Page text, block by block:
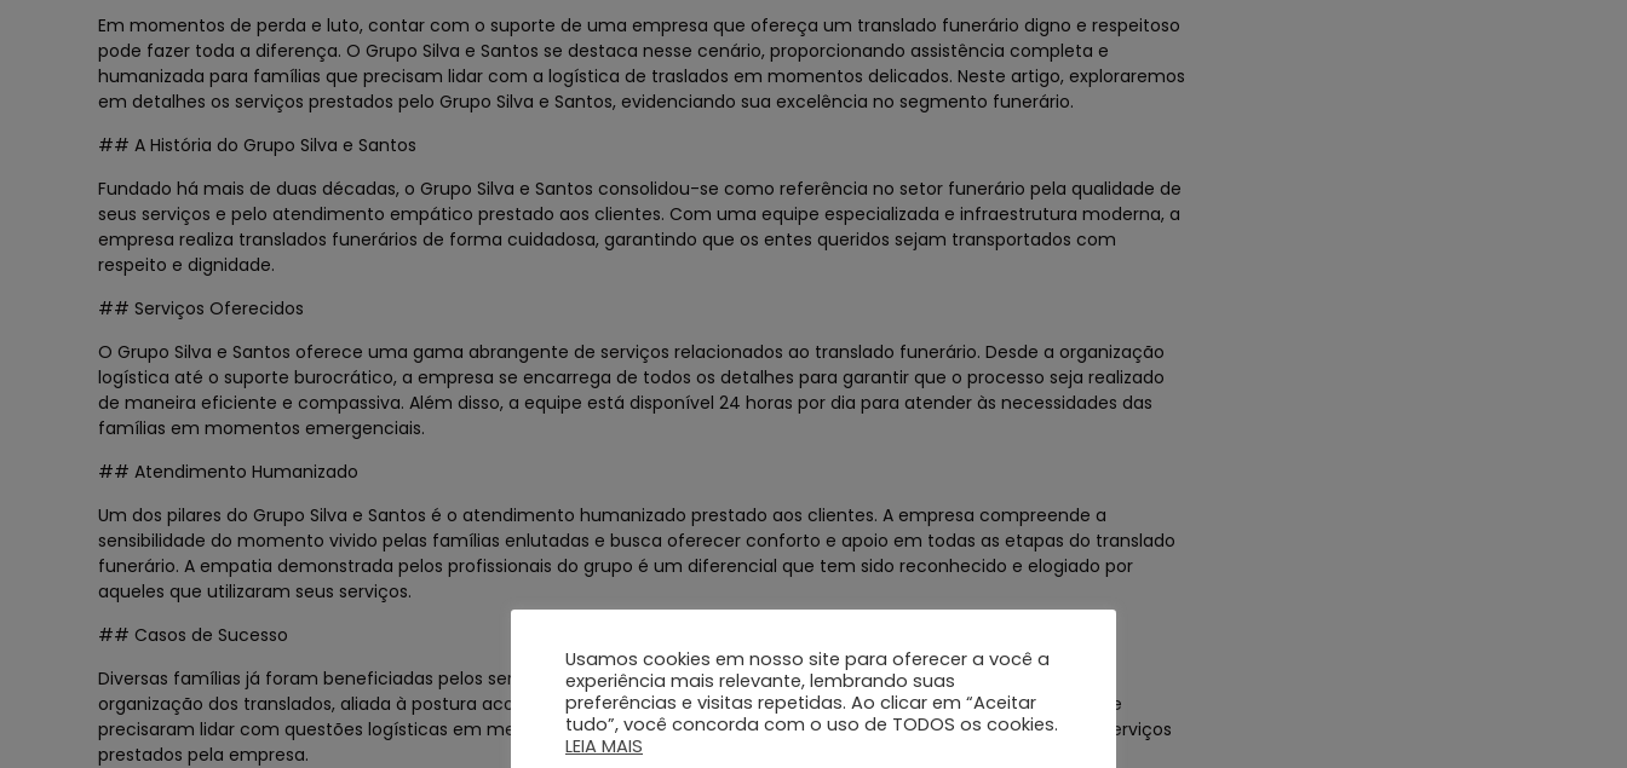
Em momentos de perda e luto, contar com o suporte de uma empresa que ofereça um translado funerário digno e respeitoso
pode fazer toda a diferença. O Grupo Silva e Santos se destaca nesse cenário, proporcionando assistência completa e
humanizada para famílias que precisam lidar com a logística de traslados em momentos delicados. Neste artigo, exploraremos
em detalhes os serviços prestados pelo Grupo Silva e Santos, evidenciando sua excelência no segmento funerário.
## A História do Grupo Silva e Santos
Fundado há mais de duas décadas, o Grupo Silva e Santos consolidou-se como referência no setor funerário pela qualidade de
seus serviços e pelo atendimento empático prestado aos clientes. Com uma equipe especializada e infraestrutura moderna, a
empresa realiza translados funerários de forma cuidadosa, garantindo que os entes queridos sejam transportados com
respeito e dignidade.
## Serviços Oferecidos
O Grupo Silva e Santos oferece uma gama abrangente de serviços relacionados ao translado funerário. Desde a organização
logística até o suporte burocrático, a empresa se encarrega de todos os detalhes para garantir que o processo seja realizado
de maneira eficiente e compassiva. Além disso, a equipe está disponível 24 horas por dia para atender às necessidades das
famílias em momentos emergenciais.
## Atendimento Humanizado
Um dos pilares do Grupo Silva e Santos é o atendimento humanizado prestado aos clientes. A empresa compreende a
sensibilidade do momento vivido pelas famílias enlutadas e busca oferecer conforto e apoio em todas as etapas do translado
funerário. A empatia demonstrada pelos profissionais do grupo é um diferencial que tem sido reconhecido e elogiado por
aqueles que utilizaram seus serviços.
## Casos de Sucesso
Diversas famílias já foram beneficiadas pelos serviços do Grupo Silva e Santos em momentos difíceis. A eficiência na
organização dos translados, aliada à postura acolhedora da equipe, resultou em experiências positivas para aqueles que
precisaram lidar com questões logísticas em meio ao luto. Os depoimentos dessas famílias atestam a qualidade dos serviços
prestados pela empresa.
Usamos cookies em nosso site para oferecer a você a
experiência mais relevante, lembrando suas
preferências e visitas repetidas. Ao clicar em “Aceitar
tudo”, você concorda com o uso de TODOS os cookies.
LEIA MAIS